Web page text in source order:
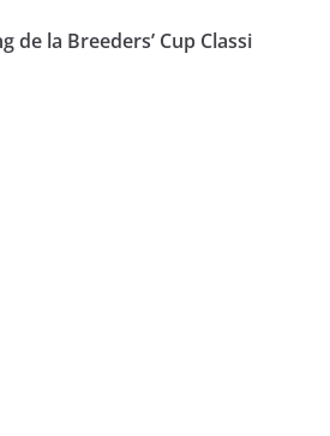
de la Breeders’ Cup Classi